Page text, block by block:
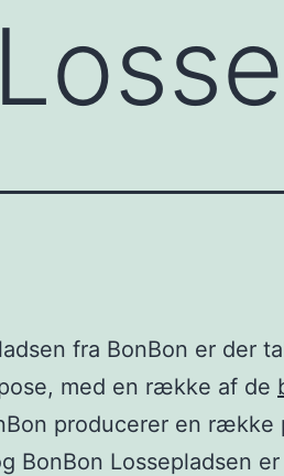
fra BonBon er der
med en række af de
producerer en række
BonBon Lossepladsen